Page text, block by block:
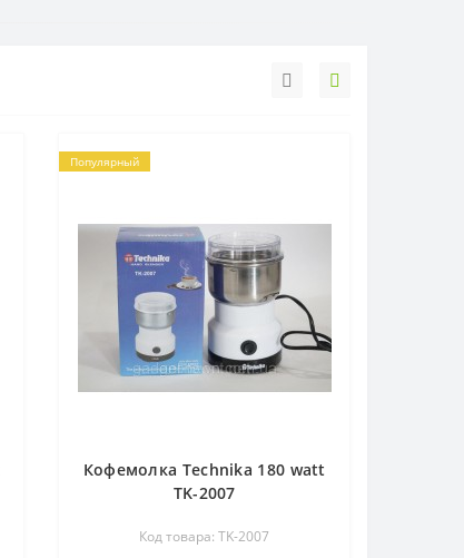
Популярный
Кофемолка Technika 180 watt
TK-2007
Код товара: TK-2007